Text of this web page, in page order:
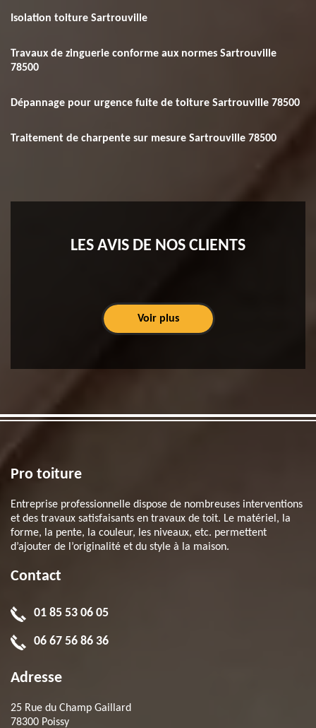
Isolation toiture Sartrouville
Travaux de zinguerie conforme aux normes Sartrouville
78500
Dépannage pour urgence fuite de toiture Sartrouville 78500
Traitement de charpente sur mesure Sartrouville 78500
LES AVIS DE NOS CLIENTS
Voir plus
Pro toiture
Entreprise professionnelle dispose de nombreuses interventions
et des travaux satisfaisants en travaux de toit. Le matériel, la
forme, la pente, la couleur, les niveaux, etc. permettent
d’ajouter de l’originalité et du style à la maison.
Contact
01 85 53 06 05
06 67 56 86 36
Adresse
25 Rue du Champ Gaillard
78300 Poissy